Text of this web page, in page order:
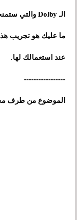
الـ Dolby والتي ستمنحك ميزة خيالية لصوت الحاسوب
ما عليك هو تجريب
عند استعمالك لها.
-----------------
الموضوع من طرف